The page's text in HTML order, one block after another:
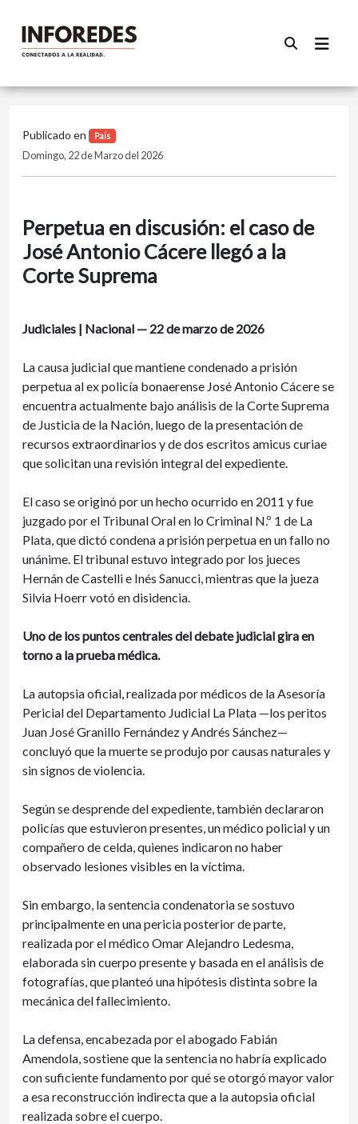
Publicado en Pais
Domingo, 22 de Marzo del 2026
Perpetua en discusión: el caso de
José Antonio Cácere llegó a la
Corte Suprema
Judiciales | Nacional — 22 de marzo de 2026
La causa judicial que mantiene condenado a prisión
perpetua al ex policía bonaerense José Antonio Cácere se
encuentra actualmente bajo análisis de la Corte Suprema
de Justicia de la Nación, luego de la presentación de
recursos extraordinarios y de dos escritos amicus curiae
que solicitan una revisión integral del expediente.
El caso se originó por un hecho ocurrido en 2011 y fue
juzgado por el Tribunal Oral en lo Criminal N.º 1 de La
Plata, que dictó condena a prisión perpetua en un fallo no
unánime. El tribunal estuvo integrado por los jueces
Hernán de Castelli e Inés Sanucci, mientras que la jueza
Silvia Hoerr votó en disidencia.
Uno de los puntos centrales del debate judicial gira en
torno a la prueba médica.
La autopsia oficial, realizada por médicos de la Asesoría
Pericial del Departamento Judicial La Plata —los peritos
Juan José Granillo Fernández y Andrés Sánchez—
concluyó que la muerte se produjo por causas naturales y
sin signos de violencia.
Según se desprende del expediente, también declararon
policías que estuvieron presentes, un médico policial y un
compañero de celda, quienes indicaron no haber
observado lesiones visibles en la víctima.
Sin embargo, la sentencia condenatoria se sostuvo
principalmente en una pericia posterior de parte,
realizada por el médico Omar Alejandro Ledesma,
elaborada sin cuerpo presente y basada en el análisis de
fotografías, que planteó una hipótesis distinta sobre la
mecánica del fallecimiento.
La defensa, encabezada por el abogado Fabián
Amendola, sostiene que la sentencia no habría explicado
con suficiente fundamento por qué se otorgó mayor valor
a esa reconstrucción indirecta que a la autopsia oficial
realizada sobre el cuerpo.